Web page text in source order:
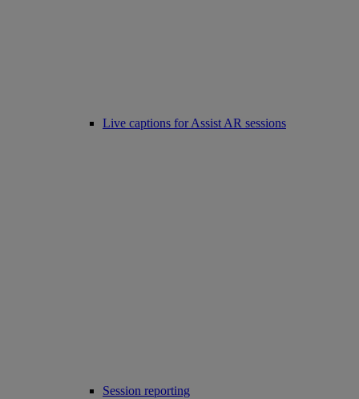
Live captions for Assist AR sessions
Session reporting